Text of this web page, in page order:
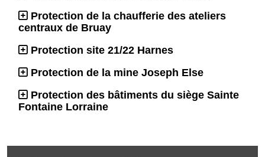
Protection de la chaufferie des ateliers
centraux de Bruay
Protection site 21/22 Harnes
Protection de la mine Joseph Else
Protection des bâtiments du siège Sainte
Fontaine Lorraine